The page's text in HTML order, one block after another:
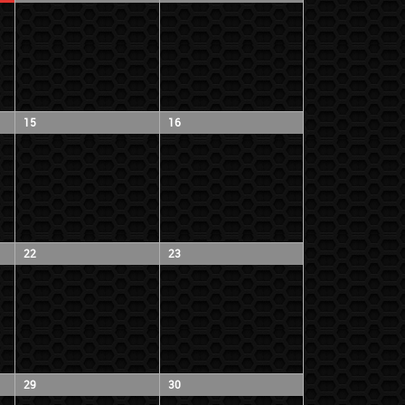
15 16
22 23
29 30